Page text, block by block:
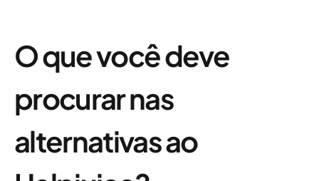
O que você deve
procurar nas
alternativas ao